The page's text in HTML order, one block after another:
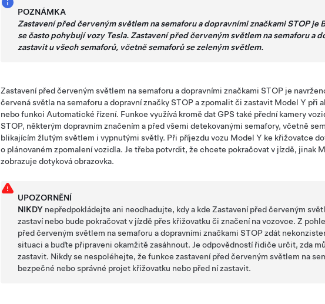
POZNÁMKA
Zastavení před červeným světlem na semaforu a dopravními značkami STOPje
se často pohybují vozy Tesla. Zastavení před červeným světlem na semaforu a
zastavit u všech semaforů, včetně semaforů se zeleným světlem.
Zastavení před červeným světlem na semaforu a dopravními značkami STOP je
červená světla na semaforu a dopravní značky STOP a zpomalit či zastavit Model Y při
nebo funkci Automatické řízení. Funkce využívá kromě dat GPS také přední kamery
STOP, některým dopravním značením a před všemi detekovanými semafory, včetně
blikajícím žlutým světlem i vypnutými světly. Při příjezdu vozu Model Y ke křižovatce
o plánovaném zpomalení vozidla. Je třeba potvrdit, že chcete pokračovat v jízdě, jinak
zobrazuje dotyková obrazovka.
UPOZORNĚNÍ
NIKDY nepředpokládejte ani neodhadujte, kdy a kdeZastavení před červeným
zastaví nebo bude pokračovat v jízdě přes křižovatku či značení na vozovce. Z
před červeným světlem na semaforu a dopravními značkami STOP zdát
situaci a buďte připraveni okamžitě zasáhnout. Je odpovědností řidiče určit, zda
zastavit. Nikdy se nespoléhejte, že funkce zastavení před červeným světlem na
bezpečné nebo správné projet křižovatku nebo před ní zastavit.